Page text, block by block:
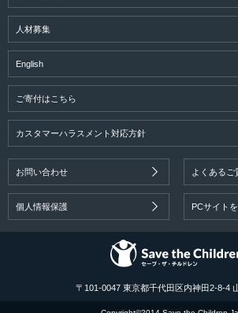
人材募集
English
ご寄付はこちら
カスタマーハラスメント対応方針
お問い合わせ よくあるご
個人情報保護 PCサイト
〒101-0047 東京都千代田区内神田2-8-4